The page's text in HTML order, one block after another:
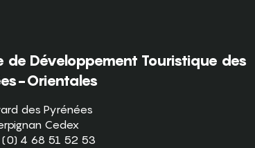
de Développement Touristique des
Orientales
des Pyrénées
Cedex
(0) 4 68 51 52 53